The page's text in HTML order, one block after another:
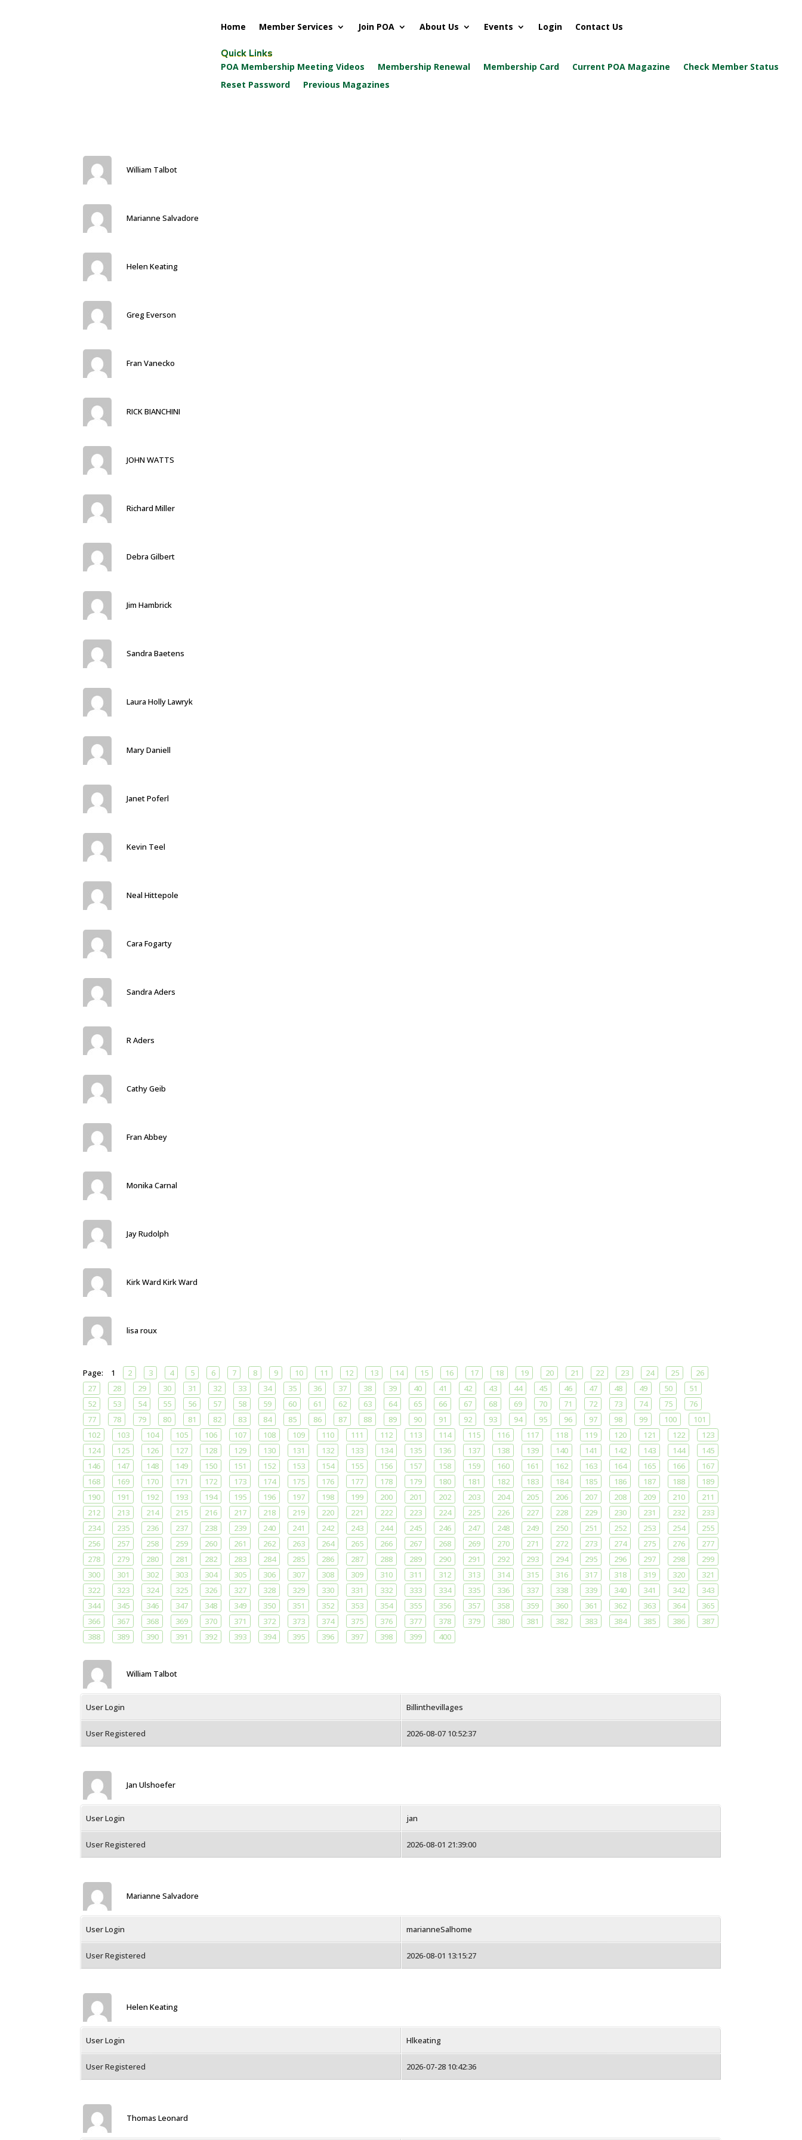
Home Member Services Join POA About Us Events Login Contact Us
Quick Links
POA Membership Meeting Videos Membership Renewal Membership Card Current POA Magazine
Check Member Status
Reset Password
Previous Magazines
William Talbot
Marianne Salvadore
Helen Keating
Greg Everson
Fran Vanecko
RICK BIANCHINI
JOHN WATTS
Richard Miller
Debra Gilbert
Jim Hambrick
Sandra Baetens
Laura Holly Lawryk
Mary Daniell
Janet Poferl
Kevin Teel
Neal Hittepole
Cara Fogarty
Sandra Aders
R Aders
Cathy Geib
Fran Abbey
Monika Carnal
Jay Rudolph
Kirk Ward Kirk Ward
lisa roux
Page: 1 2 3 4 5 6 7 8 9 10 11 12 13 14 15 16 17 18 19 20 21 22 23 24 25
26
27
28 29 30 31 32 33 34 35 36 37 38 39 40 41 42 43 44 45 46 47 48 49 50
51
52
53 54 55 56 57 58 59 60 61 62 63 64 65 66 67 68 69 70 71 72 73 74 75
76
77
78 79 80 81 82 83 84 85 86 87 88 89 90 91 92 93 94 95 96 97 98 99 100
101
102
103 104 105 106 107 108 109 110 111 112 113 114 115 116 117 118 119 120 121 122
123
124
125 126 127 128 129 130 131 132 133 134 135 136 137 138 139 140 141 142 143 144
145
146
147 148 149 150 151 152 153 154 155 156 157 158 159 160 161 162 163 164 165 166
167
168
169 170 171 172 173 174 175 176 177 178 179 180 181 182 183 184 185 186 187 188
189
190
191 192 193 194 195 196 197 198 199 200 201 202 203 204 205 206 207 208 209 210
211
212
213 214 215 216 217 218 219 220 221 222 223 224 225 226 227 228 229 230 231 232
233
234
235 236 237 238 239 240 241 242 243 244 245 246 247 248 249 250 251 252 253 254
255
256
257 258 259 260 261 262 263 264 265 266 267 268 269 270 271 272 273 274 275 276
277
278
279 280 281 282 283 284 285 286 287 288 289 290 291 292 293 294 295 296 297 298
299
300
301 302 303 304 305 306 307 308 309 310 311 312 313 314 315 316 317 318 319 320
321
322
323 324 325 326 327 328 329 330 331 332 333 334 335 336 337 338 339 340 341 342
343
344
345 346 347 348 349 350 351 352 353 354 355 356 357 358 359 360 361 362 363 364
365
366
367 368 369 370 371 372 373 374 375 376 377 378 379 380 381 382 383 384 385 386
387
388
389 390 391 392 393 394 395 396 397 398 399 400
William Talbot
User Login Billinthevillages
User Registered 2026-08-07 10:52:37
Jan Ulshoefer
User Login jan
User Registered 2026-08-01 21:39:00
Marianne Salvadore
User Login marianneSalhome
User Registered 2026-08-01 13:15:27
Helen Keating
User Login Hlkeating
User Registered 2026-07-28 10:42:36
Thomas Leonard